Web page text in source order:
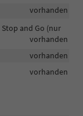
Fußgängern/
vorhanden
and Go (nur
vorhanden
vorhanden
vorhanden